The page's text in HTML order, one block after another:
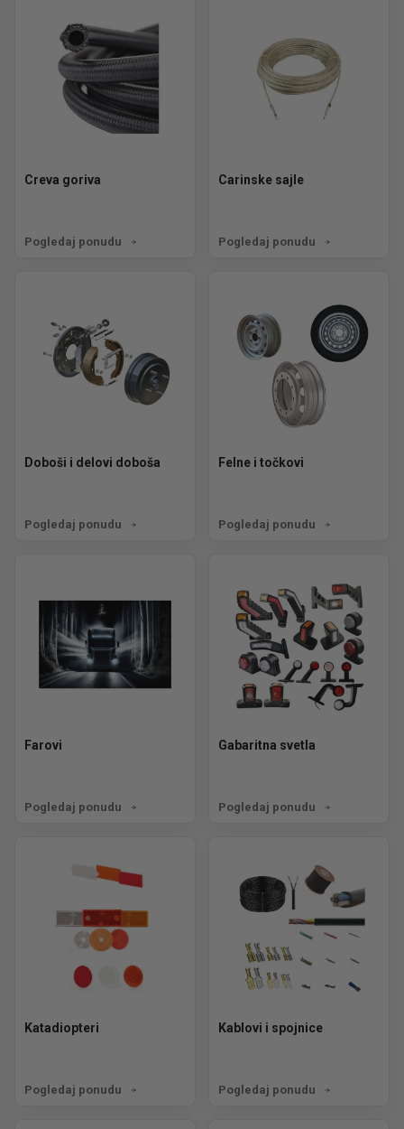
Creva goriva
Pogledaj ponudu
Carinske sajle
Pogledaj ponudu
Doboši i delovi doboša
Pogledaj ponudu
Felne i točkovi
Pogledaj ponudu
Farovi
Pogledaj ponudu
Gabaritna svetla
Pogledaj ponudu
Katadiopteri
Pogledaj ponudu
Kablovi i spojnice
Pogledaj ponudu